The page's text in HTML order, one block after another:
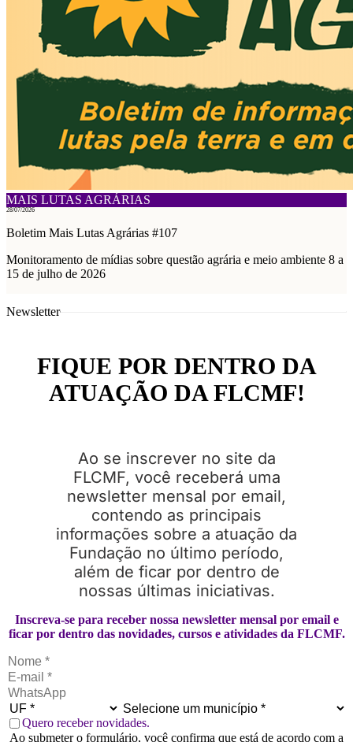
MAIS LUTAS AGRÁRIAS
28/07/2026
Boletim Mais Lutas Agrárias #107
Monitoramento de mídias sobre questão agrária e meio ambiente 8 a
15 de julho de 2026
Newsletter
Inscreva-se para receber nossa newsletter mensal por email e
ficar por dentro das novidades, cursos e atividades da FLCMF.
Quero receber novidades.
Ao submeter o formulário, você confirma que está de acordo com a
FIQUE POR DENTRO DA
ATUAÇÃO DA FLCMF!
Ao se inscrever no site da
FLCMF, você receberá uma
newsletter mensal por email,
contendo as principais
informações sobre a atuação da
Fundação no último período,
além de ficar por dentro de
nossas últimas iniciativas.